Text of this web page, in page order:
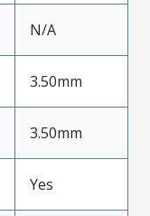
N/A
3.50mm
3.50mm
Yes